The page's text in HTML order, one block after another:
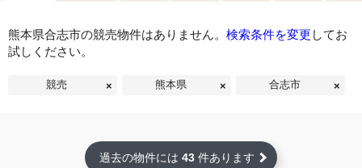
熊本県合志市の競売物件はありません。 検索条件を変更 してお
試しください。
競売 熊本県 合志市
過去の物件には 43 件あります